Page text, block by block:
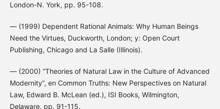
London-N. York, pp. 95-108.
— (1999) Dependent Rational Animals: Why Human Beings
Need the Virtues, Duckworth, London; y: Open Court
Publishing, Chicago and La Salle (Illinois).
— (2000) “Theories of Natural Law in the Culture of Advanced
Modernity”, en Common Truths: New Perspectives on Natural
Law, Edward B. McLean (ed.), ISI Books, Wilmington,
Delaware, pp. 91-115.